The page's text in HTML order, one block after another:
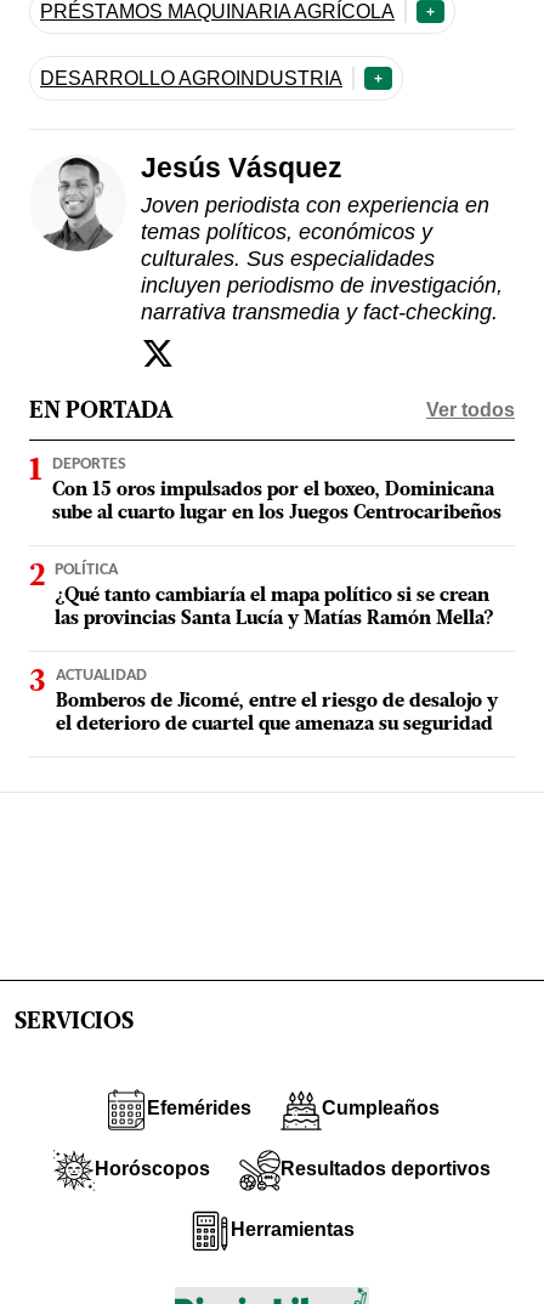
PRÉSTAMOS MAQUINARIA AGRÍCOLA +
DESARROLLO AGROINDUSTRIA +
Jesús Vásquez
Joven periodista con experiencia en
temas políticos, económicos y
culturales. Sus especialidades
incluyen periodismo de investigación,
narrativa transmedia y fact-checking.
EN PORTADA Ver todos
DEPORTES
Con 15 oros impulsados por el boxeo, Dominicana
sube al cuarto lugar en los Juegos Centrocaribeños
POLÍTICA
¿Qué tanto cambiaría el mapa político si se crean
las provincias Santa Lucía y Matías Ramón Mella?
ACTUALIDAD
Bomberos de Jicomé, entre el riesgo de desalojo y
el deterioro de cuartel que amenaza su seguridad
SERVICIOS
Efemérides Cumpleaños
Horóscopos Resultados deportivos
Herramientas